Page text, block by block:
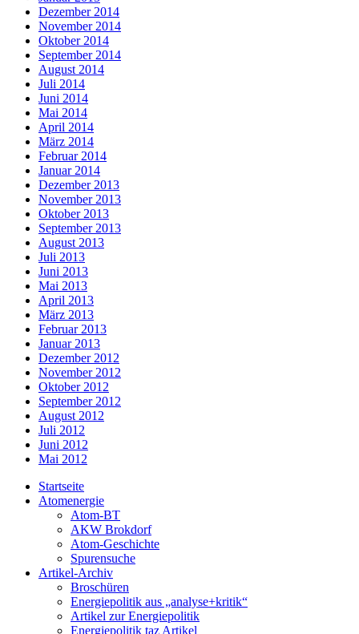
Dezember 2014
November 2014
Oktober 2014
September 2014
August 2014
Juli 2014
Juni 2014
Mai 2014
April 2014
März 2014
Februar 2014
Januar 2014
Dezember 2013
November 2013
Oktober 2013
September 2013
August 2013
Juli 2013
Juni 2013
Mai 2013
April 2013
März 2013
Februar 2013
Januar 2013
Dezember 2012
November 2012
Oktober 2012
September 2012
August 2012
Juli 2012
Juni 2012
Mai 2012
Startseite
Atomenergie
Atom-BT
AKW Brokdorf
Atom-Geschichte
Spurensuche
Artikel-Archiv
Broschüren
Energiepolitik aus „analyse+kritik“
Artikel zur Energiepolitik
Energiepolitik taz Artikel